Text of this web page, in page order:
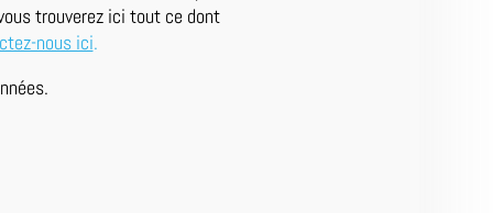
trouverez ici tout ce dont
nous ici.